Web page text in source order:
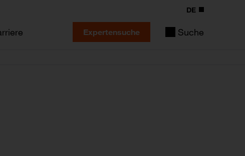
DE
Expertensuche Suche